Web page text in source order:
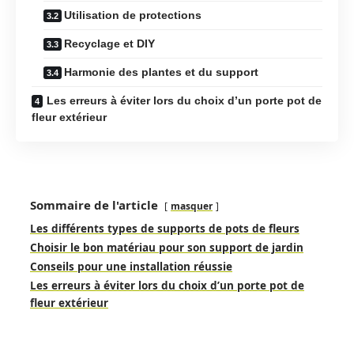
Utilisation de protections
Recyclage et DIY
Harmonie des plantes et du support
Les erreurs à éviter lors du choix d’un porte pot de
fleur extérieur
Sommaire de l'article masquer
Les différents types de supports de pots de fleurs
Choisir le bon matériau pour son support de jardin
Conseils pour une installation réussie
Les erreurs à éviter lors du choix d’un porte pot de
fleur extérieur